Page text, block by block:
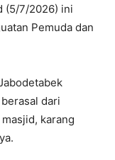
(5/7/2026) ini
Pemuda dan
dari
karang